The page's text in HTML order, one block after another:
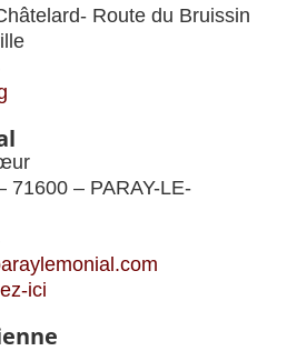
Route du Bruissin
71600 – PARAY-LE-
ici